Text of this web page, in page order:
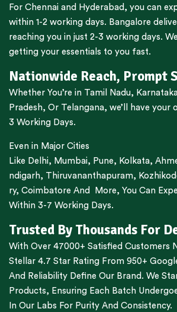
For Chennai and Hyderabad , you can
within 1-2 working days. Bangalore
reaching you in just 2-3 working days.
getting your essentials to you fast.
Nationwide Reach, Prompt
Whether You’re in Tamil Nadu,
Pradesh, Or Telangana, we’ll have your
3 Working Days.
Even in Major Cities
Like Delhi, Mumbai, Pune, Kolkata,
ndigarh, Thiruvananthapuram,
ry, Coimbatore And More, You Can
Within 3-7 Working Days.
Trusted By Thousands For
With Over 47000+ Satisfied Customers
Stellar 4.7 Star Rating From 950+
And Reliability Define Our Brand. We
Products, Ensuring Each Batch
In Our Labs For Purity And Consistency.